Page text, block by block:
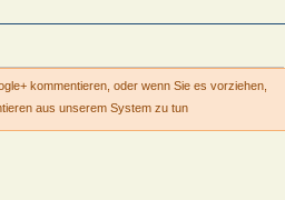
kommentieren, oder wenn Sie es vorziehen,
aus unserem System zu tun